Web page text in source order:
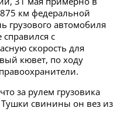
км федеральной
грузового автомобиля
справился с
скорость для
кювет, по ходу
за рулем грузовика
свинины он вез из